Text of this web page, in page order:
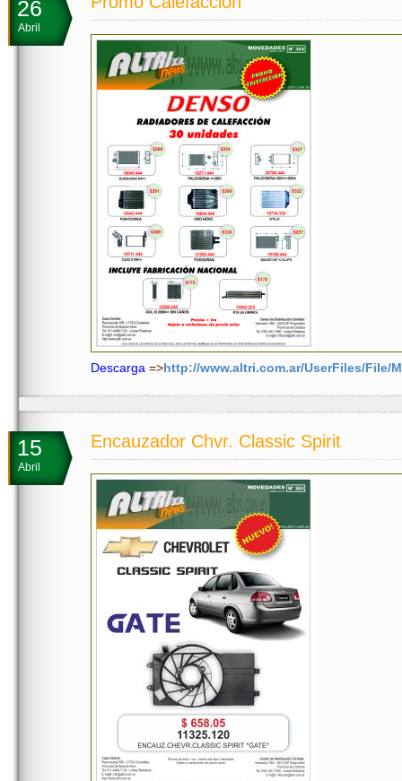
26
Abril
Descarga =>http://www.altri.com.ar/UserFiles/File/
15
Abril
Encauzador Chvr. Classic Spirit